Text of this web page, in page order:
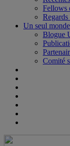
Fellows
Un seul monde
Blogue
Comité